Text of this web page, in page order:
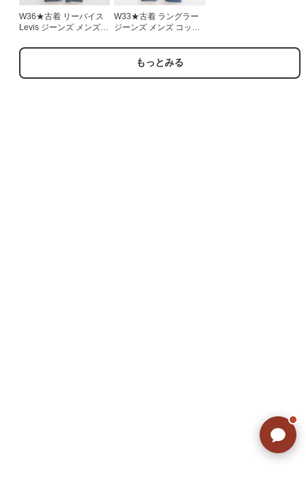
W36★古着 リーバイス
Levis ジーンズ メンズ
ム 26aug07
W33★古着 ラングラー
ジーンズ メンズ コット
26aug07
もっとみる